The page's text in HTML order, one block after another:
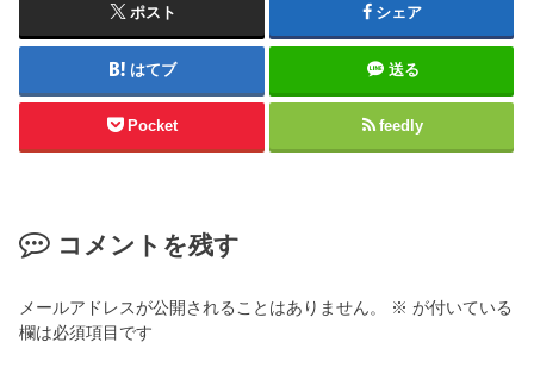
ポスト シェア
はてブ 送る
Pocket feedly
コメントを残す
メールアドレスが公開されることはありません。 ※ が付いている
欄は必須項目です